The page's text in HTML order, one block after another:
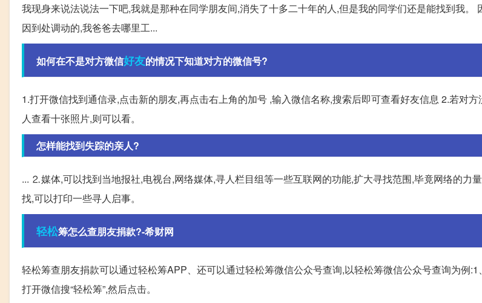
我现身来说法说法一下吧,我就是那种在同学朋友间,消失了十多二十年的人,但是我的同学们还是能找到我。
因到处调动的,我爸爸去哪里工...
如何在不是对方微信好友的情况下知道对方的微信号?
1.打开微信找到通信录,点击新的朋友,再点击右上角的加号 ,输入微信名称,搜索后即可查看好友信息 2.若对
人查看十张照片,则可以看。
怎样能找到失踪的亲人?
... ⒉媒体,可以找到当地报社,电视台,网络媒体,寻人栏目组等一些互联网的功能,扩大寻找范围,毕竟网络的力
找,可以打印一些寻人启事。
轻松筹怎么查朋友捐款?-希财网
轻松筹查朋友捐款可以通过轻松筹APP、还可以通过轻松筹微信公众号查询,以轻松筹微信公众号查询为例:1
打开微信搜“轻松筹”,然后点击。